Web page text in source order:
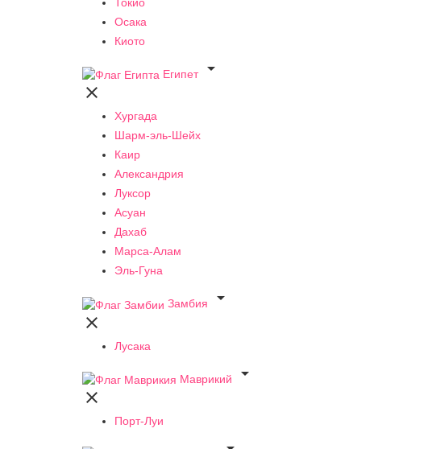
Осака
Киото
Египет


Хургада
Шарм-эль-Шейх
Каир
Александрия
Луксор
Асуан
Дахаб
Марса-Алам
Эль-Гуна
Замбия


Лусака
Маврикий


Порт-Луи